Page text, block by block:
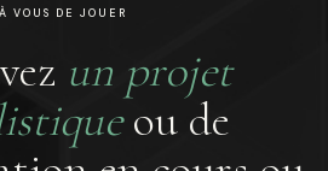
À VOUS DE JOUER
un projet
ou de